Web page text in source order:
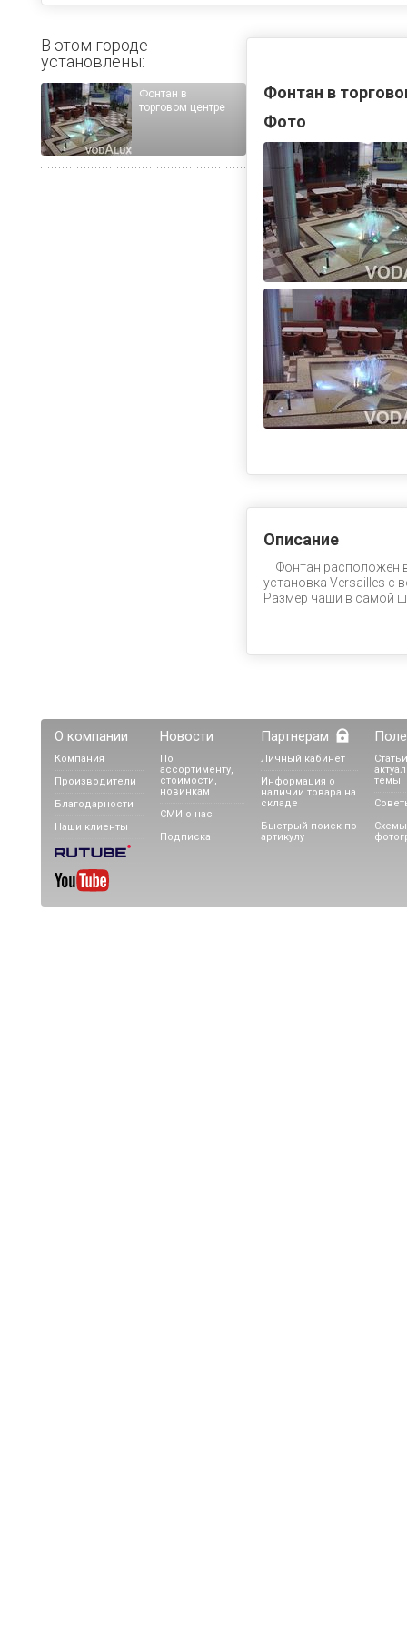
Фонтан в
Фото
Описание
Фонтан расположен
установка Versailles с
Размер чаши в самой
В этом городе
установлены:
Фонтан в
торговом центре
О компании
Компания
Производители
Благодарности
Наши клиенты
Новости
По
ассортименту,
стоимости,
новинкам
СМИ о нас
Подписка
Партнерам
Личный кабинет
Информация о
наличии товара на
складе
Быстрый поиск по
артикулу
темы